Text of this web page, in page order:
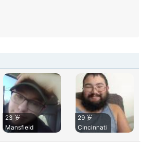
23 岁
Mansfield
29 岁
Cincinnati